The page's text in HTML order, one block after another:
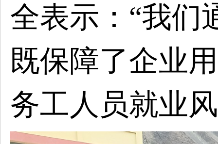
全表示：“我们
既保障了企业
务工人员就业